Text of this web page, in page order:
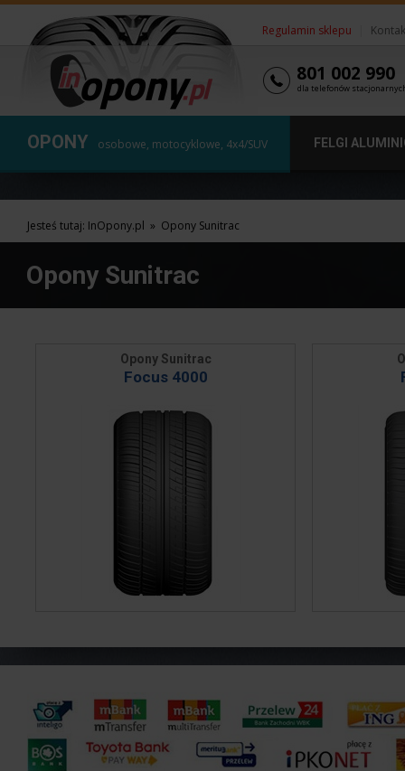
Regulamin sklepu
801 002 990
dla telefonów
OPONY osobowe, motocyklowe, 4x4/SUV FELGI
Jesteś tutaj: InOpony.pl » Opony Sunitrac
Opony Sunitrac
Opony Sunitrac
Focus 4000